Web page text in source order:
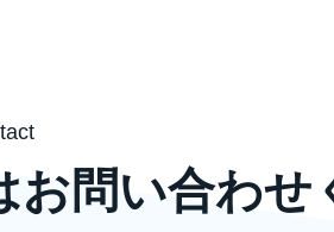
問い合わせ